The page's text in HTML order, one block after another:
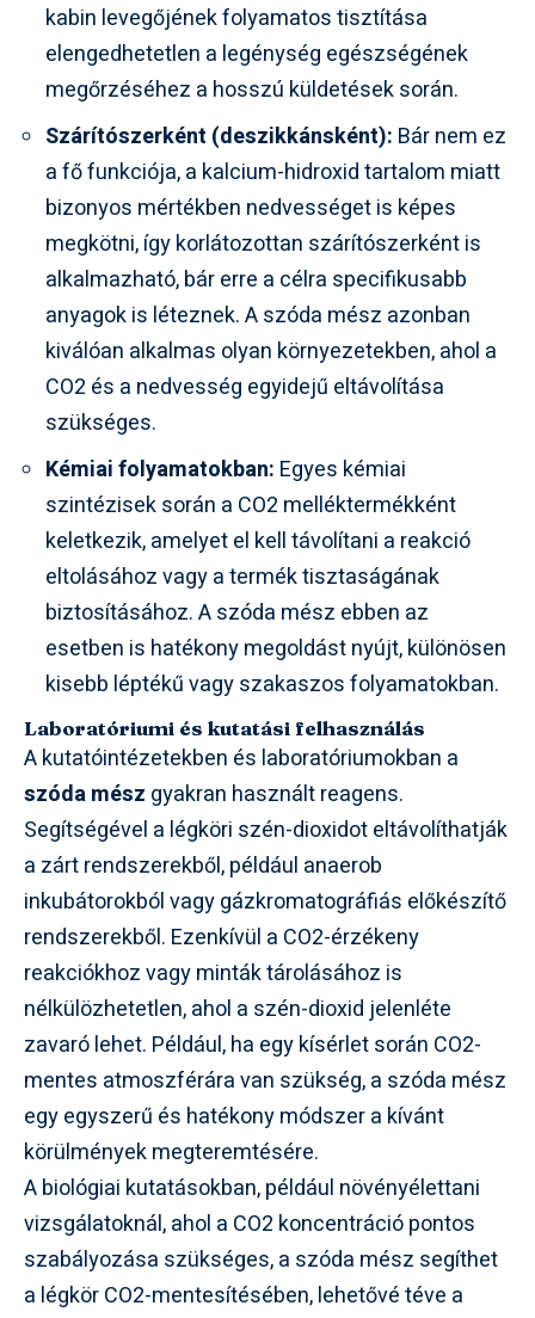
kabin levegőjének folyamatos tisztítása
elengedhetetlen a legénység egészségének
megőrzéséhez a hosszú küldetések során.
Szárítószerként (deszikkánsként): Bár nem ez
a fő funkciója, a kalcium-hidroxid tartalom miatt
bizonyos mértékben nedvességet is képes
megkötni, így korlátozottan szárítószerként is
alkalmazható, bár erre a célra specifikusabb
anyagok is léteznek. A szóda mész azonban
kiválóan alkalmas olyan környezetekben, ahol a
CO2 és a nedvesség egyidejű eltávolítása
szükséges.
Kémiai folyamatokban: Egyes kémiai
szintézisek során a CO2 melléktermékként
keletkezik, amelyet el kell távolítani a reakció
eltolásához vagy a termék tisztaságának
biztosításához. A szóda mész ebben az
esetben is hatékony megoldást nyújt, különösen
kisebb léptékű vagy szakaszos folyamatokban.
Laboratóriumi és kutatási felhasználás
A kutatóintézetekben és laboratóriumokban a
szóda mész gyakran használt reagens.
Segítségével a légköri szén-dioxidot eltávolíthatják
a zárt rendszerekből, például anaerob
inkubátorokból vagy gázkromatográfiás előkészítő
rendszerekből. Ezenkívül a CO2-érzékeny
reakciókhoz vagy minták tárolásához is
nélkülözhetetlen, ahol a szén-dioxid jelenléte
zavaró lehet. Például, ha egy kísérlet során CO2-
mentes atmoszférára van szükség, a szóda mész
egy egyszerű és hatékony módszer a kívánt
körülmények megteremtésére.
A biológiai kutatásokban, például növényélettani
vizsgálatoknál, ahol a CO2 koncentráció pontos
szabályozása szükséges, a szóda mész segíthet
a légkör CO2-mentesítésében, lehetővé téve a